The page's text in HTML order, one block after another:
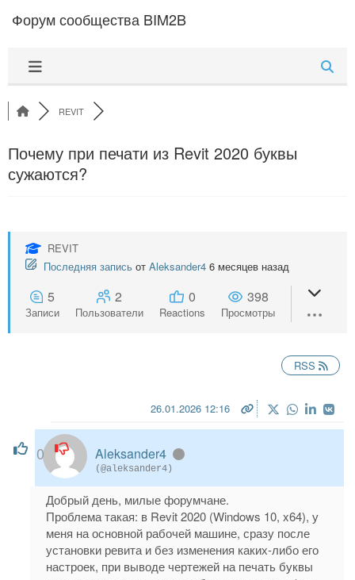
Форум сообщества BIM2B
REVIT
Почему при печати из Revit 2020 буквы
сужаются?
REVIT
Последняя запись от Aleksander4 6 месяцев назад
5
Записи
2
Пользователи
0
Reactions
398
Просмотры
RSS
0
26.01.2026 12:16
Aleksander4
(@aleksander4)
Добрый день, милые форумчане.
Проблема такая: в Revit 2020 (Windows 10, x64), у
меня на основной рабочей машине, сразу после
установки ревита и без изменения каких-либо его
настроек, при выводе чертежей на печать буквы